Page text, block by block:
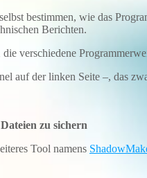
bestimmen, wie das
Berichten.
verschiedene
auf der linken Seite –, das
zu sichern
Tool namens